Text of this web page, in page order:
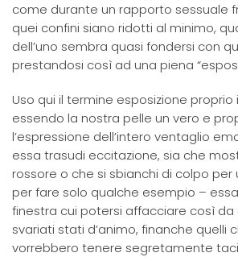
come durante un rapporto sessuale
quei confini siano ridotti al minimo,
dell’uno sembra quasi fondersi con
prestandosi così ad una piena
Uso qui il termine esposizione
essendo la nostra pelle un vero e
l’espressione dell’intero ventaglio
essa trasudi eccitazione, sia che
rossore o che si sbianchi di colpo
per fare solo qualche esempio –
finestra cui potersi affacciare così da
svariati stati d’animo, finanche quelli
vorrebbero tenere segretamente